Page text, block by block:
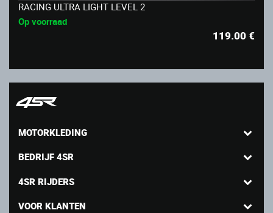
RACING ULTRA LIGHT LEVEL 2
Op voorraad
119.00€
MOTORKLEDING
BEDRIJF 4SR
4SR RIJDERS
VOOR KLANTEN